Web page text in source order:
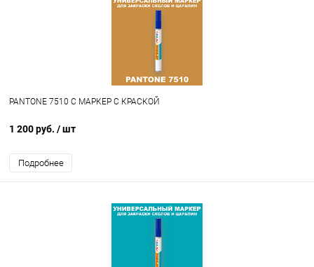
PANTONE 7510 C МАРКЕР С КРАСКОЙ
1 200 руб. / шт
Подробнее